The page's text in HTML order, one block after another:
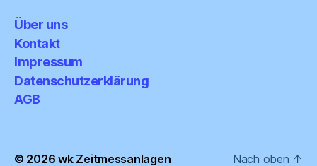
Über uns
Kontakt
Impressum
Datenschutzerklärung
AGB
© 2026wk Zeitmessanlagen Nach oben ↑